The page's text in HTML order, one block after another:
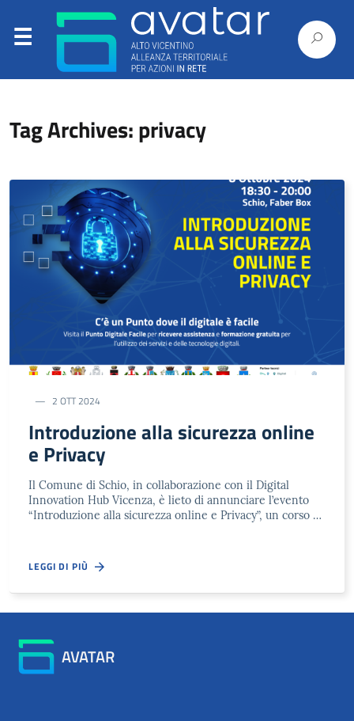
Tag Archives: privacy
2 OTT 2024
Introduzione alla sicurezza online
e Privacy
Il Comune di Schio, in collaborazione con il Digital
Innovation Hub Vicenza, è lieto di annunciare l’evento
“Introduzione alla sicurezza online e Privacy”, un corso …
LEGGI DI PIÙ
AVATAR